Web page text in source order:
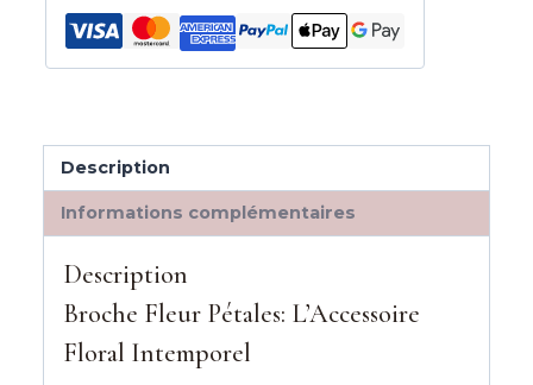
Description
Informations complémentaires
Description
Broche Fleur Pétales: L’Accessoire
Floral Intemporel